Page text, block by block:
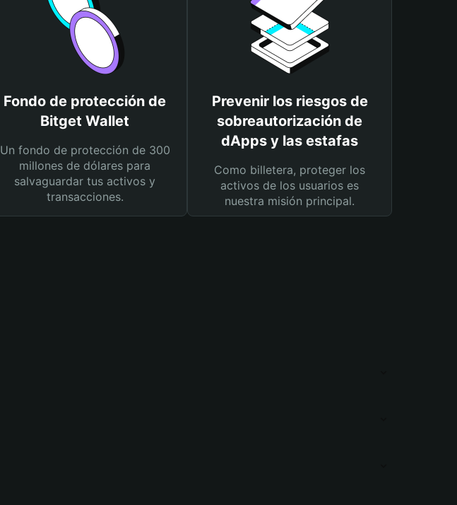
Fondo de protección de
Bitget Wallet
Un fondo de protección de 300
millones de dólares para
salvaguardar tus activos y
transacciones.
Prevenir los riesgos de
sobreautorización de
dApps y las estafas
Como billetera, proteger los
activos de los usuarios es
nuestra misión principal.